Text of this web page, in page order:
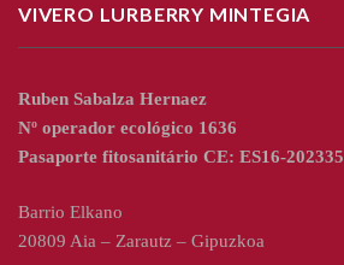
VIVERO LURBERRY MINTEGIA
Ruben Sabalza Hernaez
Nº operador ecológico 1636
Pasaporte fitosanitário CE: ES16-202335
Barrio Elkano
20809 Aia – Zarautz – Gipuzkoa